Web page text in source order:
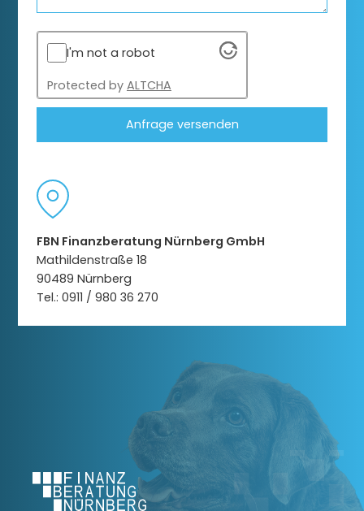
I'm not a robot
Protected by ALTCHA
Anfrage versenden
FBN Finanzberatung Nürnberg GmbH
Mathildenstraße 18
90489 Nürnberg
Tel.: 0911 / 980 36 270